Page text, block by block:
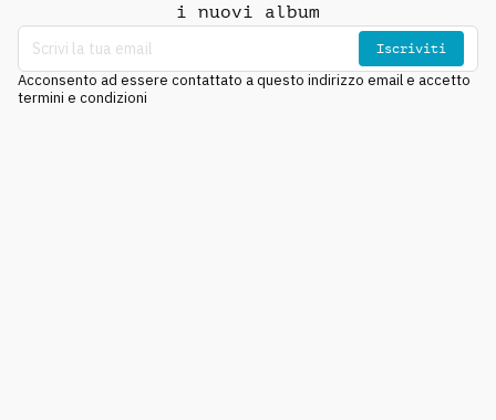
i nuovi album
Iscriviti
Acconsento ad essere contattato a questo indirizzo email e accetto
termini e condizioni